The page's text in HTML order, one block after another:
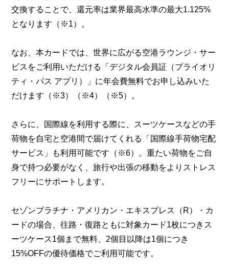
交換することで、還元率は業界最高水準の最大1.125%
となります（※1）。
なお、本カードでは、世界に広がる空港ラウンジ・サー
ビスをご利用いただける「デジタル会員証（プライオリ
ティ・パス アプリ）」に年会費無料でお申し込みいた
だけます（※3）（※4）（※5）。
さらに、国際線を利用する際に、スーツケースなどの手
荷物を自宅と空港間で届けてくれる「国際線手荷物宅配
サービス」も利用可能です（※6）。重たい荷物をご自
身で持つ必要がなく、旅行や出張の移動をよりストレス
フリーにサポートします。
セゾンプラチナ・アメリカン・エキスプレス（R）・カ
ードの場合、往路・復路ともに対象カード1枚につきス
ーツケース1個まで無料、2個目以降は1個につき
15%OFFの優待価格でご利用可能です。